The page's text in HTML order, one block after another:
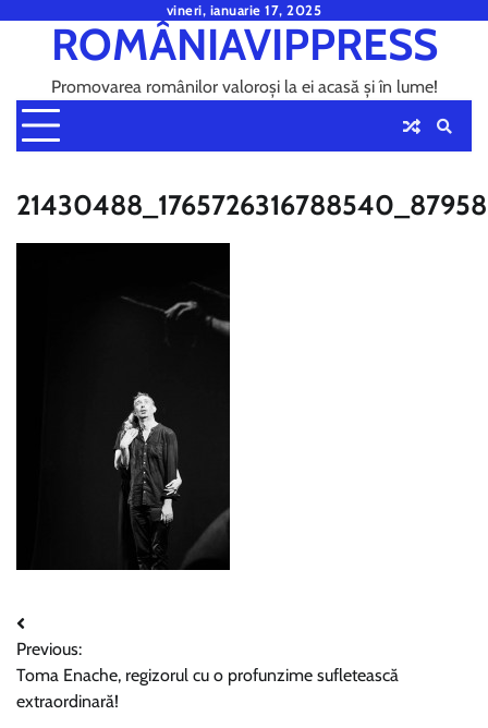
content
vineri, ianuarie 17, 2025
ROMÂNIAVIPPRESS
Promovarea românilor valoroși la ei acasă și în lume!
Navigare
în
articole
Previous:
Toma Enache, regizorul cu o profunzime sufletească
extraordinară!